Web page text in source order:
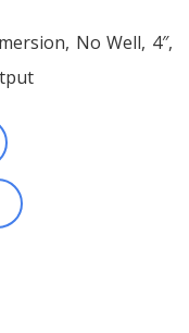
No Well, 4″,